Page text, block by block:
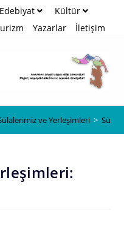
Edebiyat
Kültür
Yazarlar İletişim
ve Yerleşimleri >